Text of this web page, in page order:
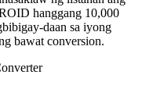
hanggang 10,000
daan sa iyong
bawat conversion.